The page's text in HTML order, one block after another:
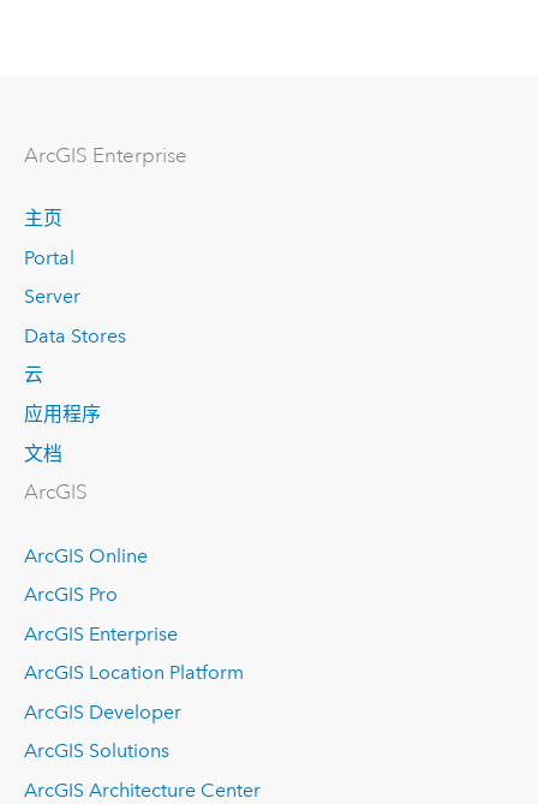
ArcGIS Enterprise
主页
Portal
Server
Data Stores
云
应用程序
文档
ArcGIS
ArcGIS Online
ArcGIS Pro
ArcGIS Enterprise
ArcGIS Location Platform
ArcGIS Developer
ArcGIS Solutions
ArcGIS Architecture Center